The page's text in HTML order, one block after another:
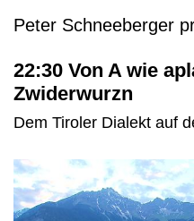
Peter Schneeberger
22:30 Von A wie
Zwiderwurzn
Dem Tiroler Dialekt auf